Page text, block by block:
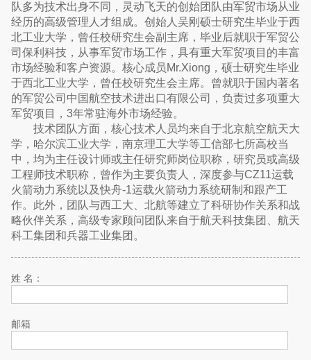
队多为技术出身不同，灵动飞天的创始团队由军贸市场从业
经历的高级管理人才组成。创始人吴刚硕士研究生毕业于西
北工业大学，曾任校研究生会副主席，毕业后就职于军贸公
司保利科技，从事军贸市场工作，具有重大军贸项目的丰富
市场经验和客户资源。核心成员Mr.Xiong，硕士研究生毕业
于西北工业大学，曾任校研究生会主席。曾就职于国内著名
的军贸公司中国航空技术进出口有限公司，负责过多项重大
军贸项目，3年常驻海外市场经验。
技术团队方面，核心技术人员均来自于北京航空航天大
学，哈尔滨工业大学，南京理工大学等工信部七所高校当
中，均为主任设计师或主任研究师岗位职称，研究员或高级
工程师技术职称，曾作为主要负责人，深度参与CZ11运载
火箭动力系统以及快舟-1运载火箭动力系统研制和跟产工
作。此外，团队与西工大、北航等建立了科研协作关系和战
略伙伴关系，高级专家顾问团队来自于航天科技集团、航天
科工集团和兵器工业集团。
姓 名：
邮箱